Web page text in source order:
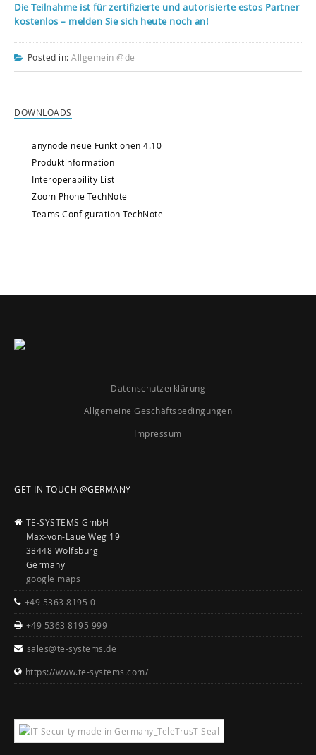
Die Teilnahme ist für zertifizierte und autorisierte estos Partner
kostenlos – melden Sie sich heute noch an!
Posted in: Allgemein @de
DOWNLOADS
anynode neue Funktionen 4.10
Produktinformation
Interoperability List
Zoom Phone TechNote
Teams Configuration TechNote
Datenschutzerklärung
Allgemeine Geschäftsbedingungen
Impressum
GET IN TOUCH @GERMANY
TE-SYSTEMS GmbH
Max-von-Laue Weg 19
38448 Wolfsburg
Germany
google maps
+49 5363 8195 0
+49 5363 8195 999
sales@te-systems.de
https://www.te-systems.com/